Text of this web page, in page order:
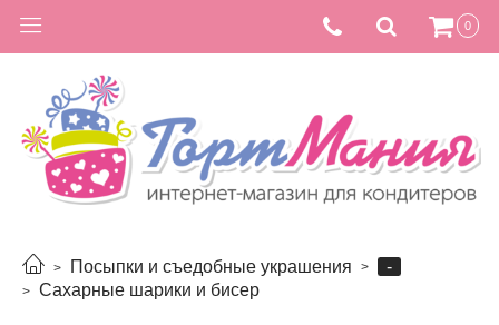
0
Посыпки и съедобные украшения
-
Сахарные шарики и бисер